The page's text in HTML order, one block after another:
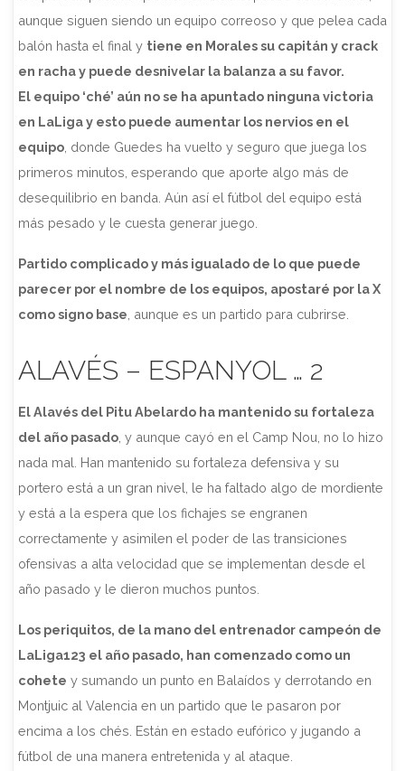
aunque siguen siendo un equipo correoso y que pelea cada
balón hasta el final y tiene en Morales su capitán y crack
en racha y puede desnivelar la balanza a su favor.
El equipo ‘ché’ aún no se ha apuntado ninguna victoria
en LaLiga y esto puede aumentar los nervios en el
equipo, donde Guedes ha vuelto y seguro que juega los
primeros minutos, esperando que aporte algo más de
desequilibrio en banda. Aún así el fútbol del equipo está
más pesado y le cuesta generar juego.
Partido complicado y más igualado de lo que puede
parecer por el nombre de los equipos, apostaré por la X
como signo base , aunque es un partido para cubrirse.
ALAVÉS – ESPANYOL … 2
El Alavés del Pitu Abelardo ha mantenido su fortaleza
del año pasado, y aunque cayó en el Camp Nou, no lo hizo
nada mal. Han mantenido su fortaleza defensiva y su
portero está a un gran nivel, le ha faltado algo de mordiente
y está a la espera que los fichajes se engranen
correctamente y asimilen el poder de las transiciones
ofensivas a alta velocidad que se implementan desde el
año pasado y le dieron muchos puntos.
Los periquitos, de la mano del entrenador campeón de
LaLiga123 el año pasado, han comenzado como un
cohete y sumando un punto en Balaídos y derrotando en
Montjuic al Valencia en un partido que le pasaron por
encima a los chés. Están en estado eufórico y jugando a
fútbol de una manera entretenida y al ataque.